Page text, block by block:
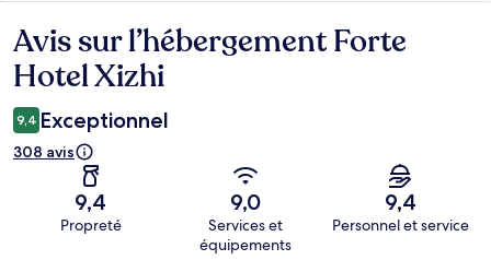
Avis
Avis sur l’hébergement Forte
Hotel Xizhi
9,4 Exceptionnel
308 avis
9,4
Propreté
9,0
Services et
équipements
9,4
Personnel et service